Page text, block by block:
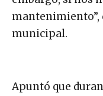
municipal.
Apuntó que